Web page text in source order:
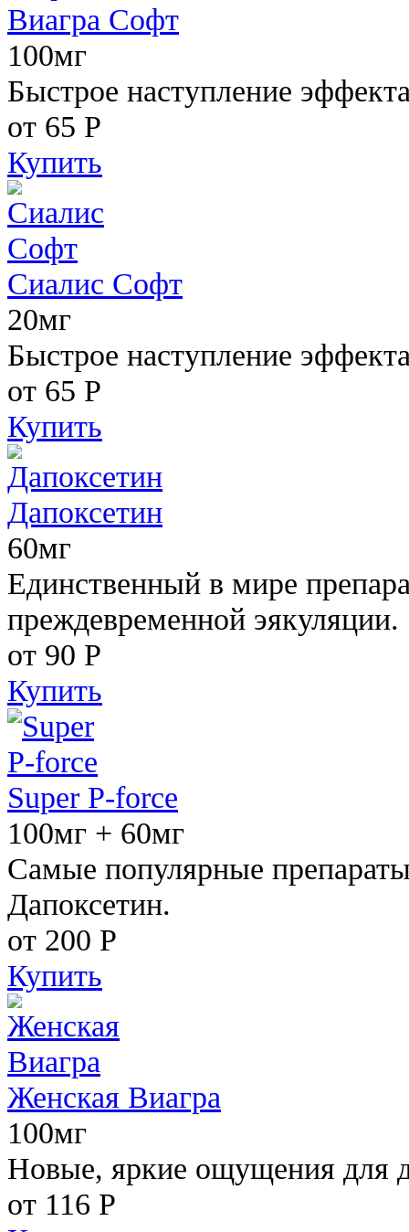
Виагра Софт
100мг
Быстрое наступление
от 65 Р
Купить
Сиалис Софт
20мг
Быстрое наступление
от 65 Р
Купить
Дапоксетин
60мг
Единственный в мире
преждевременной эякуляции.
от 90 Р
Купить
Super P-force
100мг + 60мг
Самые популярные
Дапоксетин.
от 200 Р
Купить
Женская Виагра
100мг
Новые, яркие ощущения для
от 116 Р